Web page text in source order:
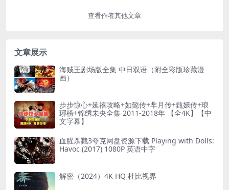
查看作者其他文章
文章展示
海贼王剧场版全集 中日双语（附全彩版珍藏漫
画）
步步惊心+延禧攻略+如懿传+芈月传+甄嬛传+琅
琊榜+锦绣未央全集 2011-2018年 【全4K】【中
文字幕】
血腥杀戮3夸克网盘资源下载 Playing with Dolls:
Havoc (2017) 1080P 英语中字
解密（2024）4K HQ 杜比视界